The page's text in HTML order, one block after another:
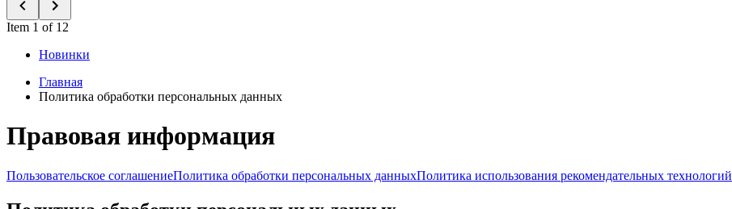
Item 1 of 12
Новинки
Главная
Политика обработки персональных данных
Правовая информация
Пользовательское соглашениеПолитика обработки персональных данныхПолитика использования рекомендательных технологий